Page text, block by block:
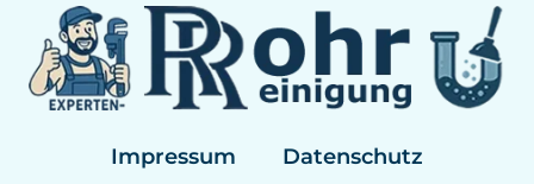
Impressum
Datenschutz